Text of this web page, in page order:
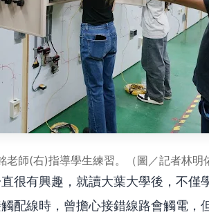
師(右)指導學生練習。（圖／記者林明
很有興趣，就讀大葉大學後，不僅
配線時，曾擔心接錯線路會觸電，